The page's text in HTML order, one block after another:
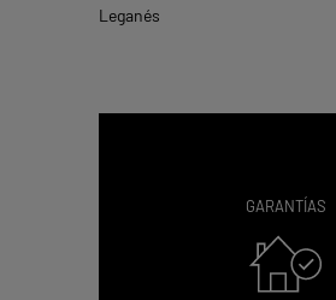
Leganés
GARANTÍAS